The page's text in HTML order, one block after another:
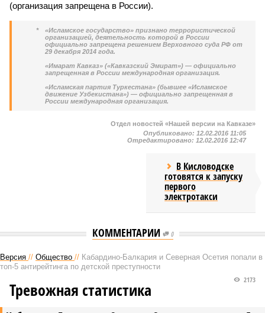
(организация запрещена в России).
*
«Исламское государство» признано террористической
организацией, деятельность которой в России
официально запрещена решением Верховного суда РФ от
29 декабря 2014 года.
«Имарат Кавказ» («Кавказский Эмират») — официально
запрещенная в России международная организация.
«Исламская партия Туркестана» (бывшее «Исламское
движение Узбекистана») — официально запрещенная в
России международная организация.
Отдел новостей «Нашей версии на Кавказе»
Опубликовано: 12.02.2016 11:05
Отредактировано: 12.02.2016 12:47
В Кисловодске
готовятся к запуску
первого
электротакси
КОММЕНТАРИИ 0
Версия // Общество // Кабардино-Балкария и Северная Осетия попали в
топ-5 антирейтинга по детской преступности
2173
Тревожная статистика